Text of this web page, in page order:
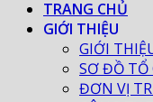
TRANG CHỦ
GIỚI THIỆU
GIỚI
SƠ ĐỒ TỔ
ĐƠN VỊ